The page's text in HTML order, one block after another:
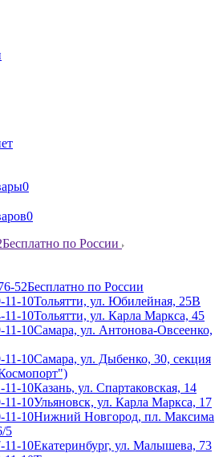
0
0
Бесплатно по России
52Бесплатно по России
11-10Тольятти, ул. Юбилейная, 25В
11-10Тольятти, ул. Карла Маркса, 45
11-10Самара, ул. Антонова-Овсеенко,
11-10Самара, ул. Дыбенко, 30, секция
11-10Казань, ул. Спартаковская, 14
11-10Ульяновск, ул. Карла Маркса, 17
11-10Нижний Новгород, пл. Максима
5
11-10Екатеринбург, ул. Малышева, 73